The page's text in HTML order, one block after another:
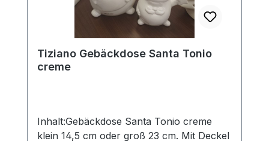
Abweichungen werden gesondert in der
Artikelbeschreibung beschrieben.
Tiziano Gebäckdose Santa Tonio
creme
Inhalt:Gebäckdose Santa Tonio creme
klein 14,5 cm oder groß 23 cm. Mit Deckel